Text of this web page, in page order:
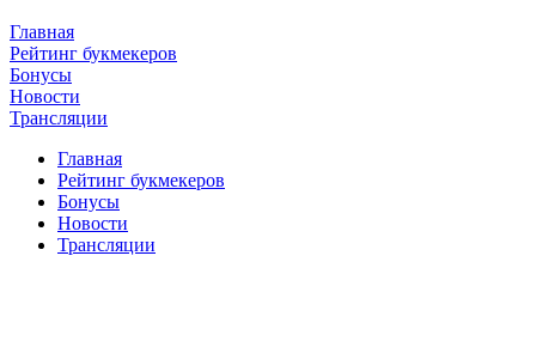
Главная
Рейтинг букмекеров
Бонусы
Новости
Трансляции
Главная
Рейтинг букмекеров
Бонусы
Новости
Трансляции